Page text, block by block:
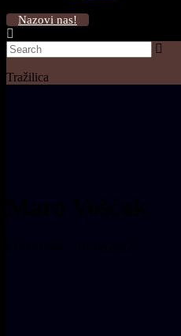
Nazovi nas!
Tražilica